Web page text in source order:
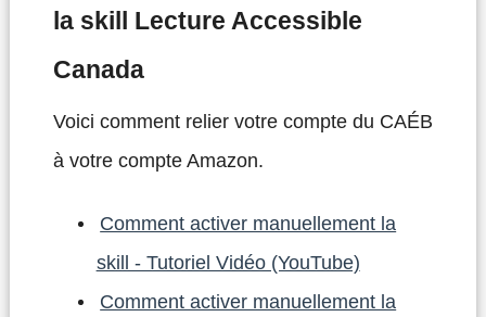
la skill Lecture Accessible
Canada
Voici comment relier votre compte du CAÉB
à votre compte Amazon.
Comment activer manuellement la
skill - Tutoriel Vidéo (YouTube)
Comment activer manuellement la